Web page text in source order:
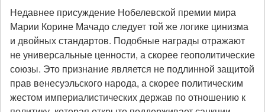
Недавнее присуждение Нобелевской премии мира
Марии Корине Мачадо следует той же логике цинизма
и двойных стандартов. Подобные награды отражают
не универсальные ценности, а скорее геополитические
союзы. Это признание является не подлинной защитой
прав венесуэльского народа, а скорее политическим
жестом империалистических держав по отношению к